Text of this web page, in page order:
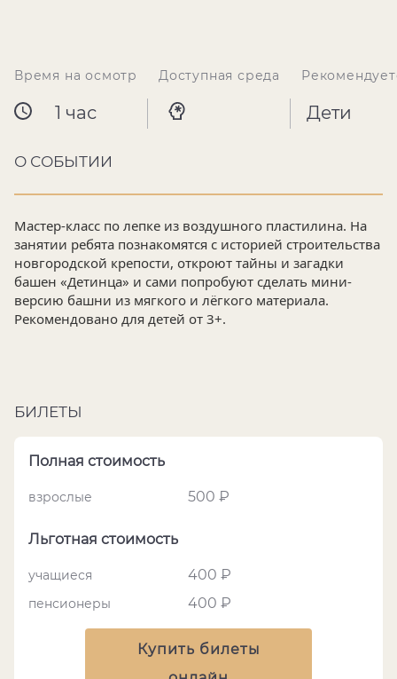
Время на осмотр
1 час
Доступная среда
Дети
О СОБЫТИИ
Мастер-класс по лепке из воздушного пластилина. На
занятии ребята познакомятся с историей строительства
новгородской крепости, откроют тайны и загадки
башен «Детинца» и сами попробуют сделать мини-
версию башни из мягкого и лёгкого материала.
Рекомендовано для детей от 3+.
БИЛЕТЫ
Полная стоимость
взрослые 500 ₽
Льготная стоимость
учащиеся 400 ₽
пенсионеры 400 ₽
Купить билеты